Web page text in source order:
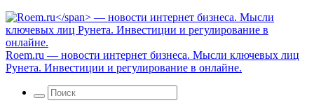
Roem.ru — новости интернет бизнеса. Мысли ключевых лиц
Рунета. Инвестиции и регулирование в онлайне.